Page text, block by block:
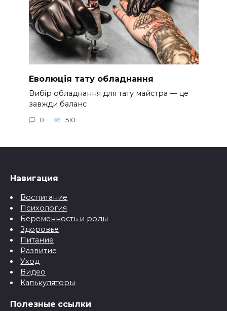
Еволюція тату обладнання
Вибір обладнання для тату майстра — це
завжди баланс
0 510
Навигация
Воспитание
Психология
Беременность и роды
Здоровье
Питание
Развитие
Уход
Видео
Калькуляторы
Полезные ссылки